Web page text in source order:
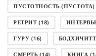
ПУСТОТНОСТЬ (ПУСТОТА)
РЕТРИТ(18)
ГУРУ (16)
СМЕРТЬ (14) КНИГА